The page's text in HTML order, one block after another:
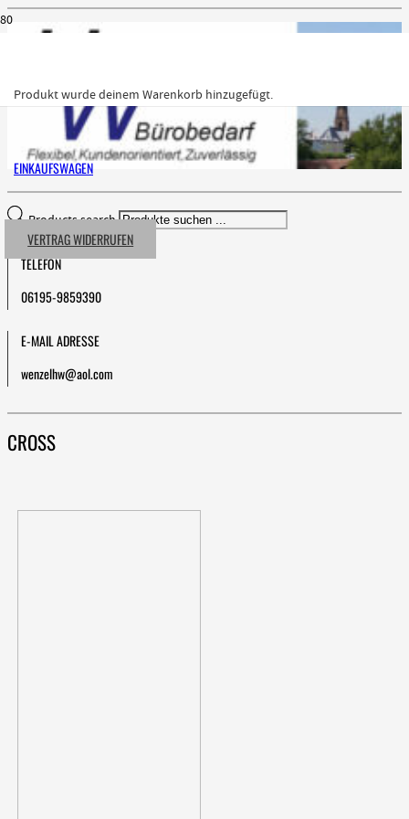
Produktwurde deinem Warenkorb hinzugefügt.
EINKAUFSWAGEN
VERTRAG WIDERRUFEN
Products search
TELEFON
06195-9859390
E-MAIL ADRESSE
wenzelhw@aol.com
CROSS